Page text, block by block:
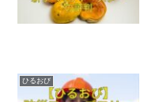
ひるおび